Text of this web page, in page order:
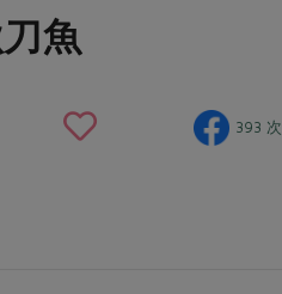
魚
393 次